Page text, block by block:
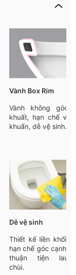
Vành Box Rim
Vành không góc
khuất, hạn chế vi
khuẩn, dễ vệ sinh.
Dễ vệ sinh
Thiết kế liền khối,
hạn chế góc cạnh,
thuận tiện lau
chùi.